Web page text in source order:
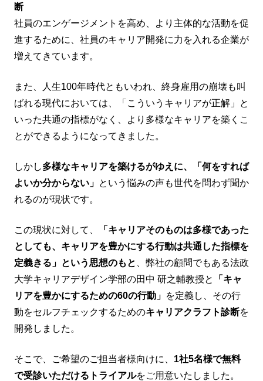
断
社員のエンゲージメントを高め、より主体的な活動を促
進するために、社員のキャリア開発に力を入れる企業が
増えてきています。
また、人生100年時代ともいわれ、終身雇用の崩壊も叫
ばれる現代においては、「こういうキャリアが正解」と
いった共通の指標がなく、より多様なキャリアを築くこ
とができるようになってきました。
しかし多様なキャリアを築けるがゆえに、「何をすれば
よいか分からない」 という悩みの声も世代を問わず聞か
れるのが現状です。
この現状に対して、
「キャリアそのものは多様であった
としても、キャリアを豊かにする行動は共通した指標を
定義きる」という思想のもと
、弊社の顧問でもある法政
大学キャリアデザイン学部の田中 研之輔教授と
「キャ
リアを豊かにするための60の行動」 を定義し、その行
動をセルフチェックするためのキャリアクラフト診断を
開発しました。
そこで、ご希望のご担当者様向けに、 1社5名様で無料
で受診いただけるトライアルをご用意いたしました。